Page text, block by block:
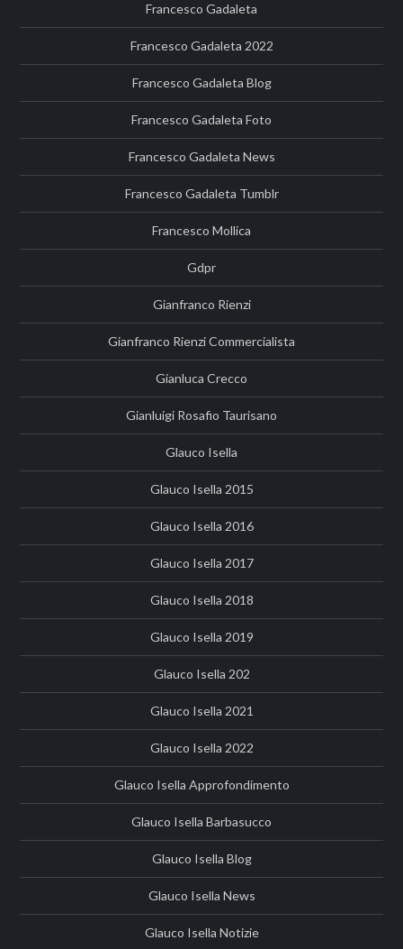
Francesco Gadaleta
Francesco Gadaleta 2022
Francesco Gadaleta Blog
Francesco Gadaleta Foto
Francesco Gadaleta News
Francesco Gadaleta Tumblr
Francesco Mollica
Gdpr
Gianfranco Rienzi
Gianfranco Rienzi Commercialista
Gianluca Crecco
Gianluigi Rosafio Taurisano
Glauco Isella
Glauco Isella 2015
Glauco Isella 2016
Glauco Isella 2017
Glauco Isella 2018
Glauco Isella 2019
Glauco Isella 202
Glauco Isella 2021
Glauco Isella 2022
Glauco Isella Approfondimento
Glauco Isella Barbasucco
Glauco Isella Blog
Glauco Isella News
Glauco Isella Notizie